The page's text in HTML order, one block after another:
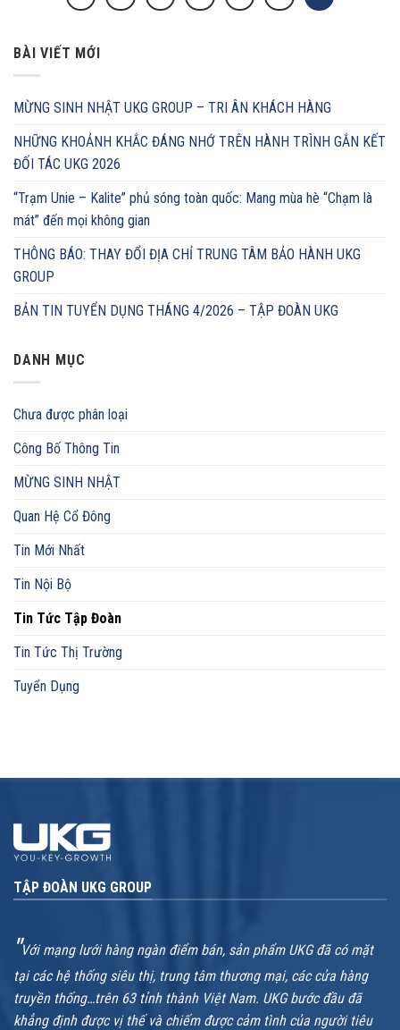
BÀI VIẾT MỚI
MỪNG SINH NHẬT UKG GROUP – TRI ÂN KHÁCH HÀNG
NHỮNG KHOẢNH KHẮC ĐÁNG NHỚ TRÊN HÀNH TRÌNH GẮN KẾT
ĐỐI TÁC UKG 2026
“Trạm Unie – Kalite” phủ sóng toàn quốc: Mang mùa hè “Chạm là
mát” đến mọi không gian
THÔNG BÁO: THAY ĐỔI ĐỊA CHỈ TRUNG TÂM BẢO HÀNH UKG
GROUP
BẢN TIN TUYỂN DỤNG THÁNG 4/2026 – TẬP ĐOÀN UKG
DANH MỤC
Chưa được phân loại
Công Bố Thông Tin
MỪNG SINH NHẬT
Quan Hệ Cổ Đông
Tin Mới Nhất
Tin Nội Bộ
Tin Tức Tập Đoàn
Tin Tức Thị Trường
Tuyển Dụng
TẬP ĐOÀN UKG GROUP
"Với mạng lưới hàng ngàn điểm bán, sản phẩm UKG đã có mặt
tại các hệ thống siêu thị, trung tâm thương mại, các cửa hàng
truyền thống…trên 63 tỉnh thành Việt Nam. UKG bước đầu đã
khẳng định được vị thế và chiếm được cảm tình của người tiêu